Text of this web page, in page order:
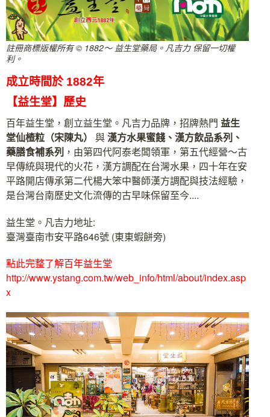
註冊商標版權所有 © 1882～ 益生堂藥局。凡吉力 保留一切權
利。
成立時間於 1882年
【益生堂】歷史
百年益生堂，創立益生堂。凡吉力品牌，招牌熱門 益生
堂仙楂粒（宋陳丸） 與漢方水果蜜餞、漢方飲品系列、
藥膳食補系列 ，由第四代阿泰老闆領軍，第五代經營～古
早傳統與現代的火花，漢方調配在台灣水果，四十年在安
平路開店傳承第二代楊大笨中醫師漢方調配與技法經驗，
是台灣台南歷史文化流傳的古早味保留至今....
益生堂。凡吉力地址:
臺灣臺南市安平路646號 (東東蝦餅旁)
點此完整了解百年益生堂
http://www.ystang.com.tw/web_info/html/about/index.asp
x